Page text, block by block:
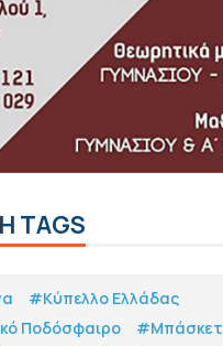
TAGS
#Κύπελλο Ελλάδας
Ποδόσφαιρο
#Μπάσκετ